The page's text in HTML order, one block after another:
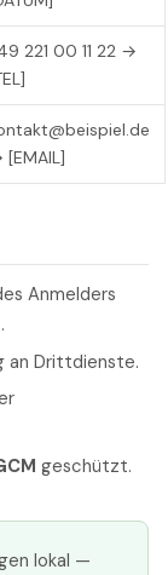
221 00 11 22 →
Anmelders
.
an Drittdienste.
geschützt.
lokal —